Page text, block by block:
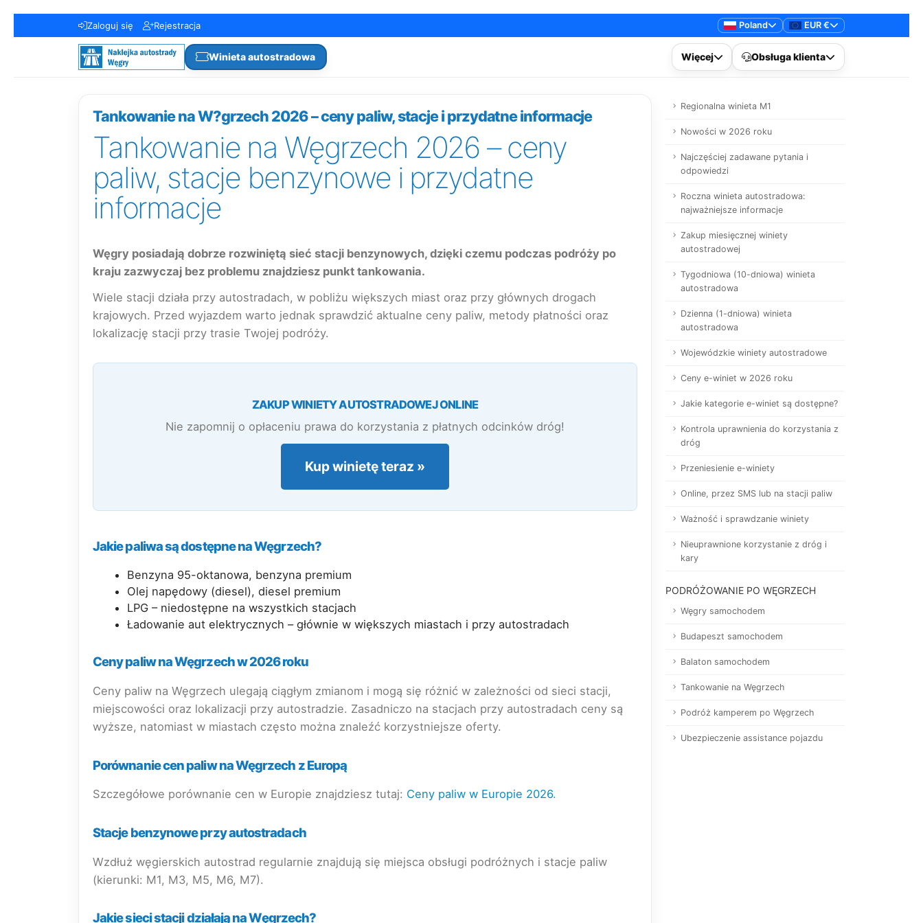
Zaloguj się Rejestracja Poland EUR €
Winieta autostradowa Więcej Obsługa klienta
Tankowanie na W?grzech 2026 – ceny paliw, stacje i przydatne informacje
Tankowanie na Węgrzech 2026 – ceny
paliw, stacje benzynowe i przydatne
informacje
Węgry posiadają dobrze rozwiniętą sieć stacji benzynowych, dzięki czemu podczas podróży po
kraju zazwyczaj bez problemu znajdziesz punkt tankowania.
Wiele stacji działa przy autostradach, w pobliżu większych miast oraz przy głównych drogach
krajowych. Przed wyjazdem warto jednak sprawdzić aktualne ceny paliw, metody płatności oraz
lokalizację stacji przy trasie Twojej podróży.
ZAKUP WINIETY AUTOSTRADOWEJ ONLINE
Nie zapomnij o opłaceniu prawa do korzystania z płatnych odcinków dróg!
Kup winietę teraz »
Jakie paliwa są dostępne na Węgrzech?
Benzyna 95-oktanowa, benzyna premium
Olej napędowy (diesel), diesel premium
LPG – niedostępne na wszystkich stacjach
Ładowanie aut elektrycznych – głównie w większych miastach i przy autostradach
Ceny paliw na Węgrzech w 2026 roku
Ceny paliw na Węgrzech ulegają ciągłym zmianom i mogą się różnić w zależności od sieci stacji,
miejscowości oraz lokalizacji przy autostradzie. Zasadniczo na stacjach przy autostradach ceny są
wyższe, natomiast w miastach często można znaleźć korzystniejsze oferty.
Porównanie cen paliw na Węgrzech z Europą
Szczegółowe porównanie cen w Europie znajdziesz tutaj: Ceny paliw w Europie 2026.
Stacje benzynowe przy autostradach
Wzdłuż węgierskich autostrad regularnie znajdują się miejsca obsługi podróżnych i stacje paliw
(kierunki: M1, M3, M5, M6, M7).
Jakie sieci stacji działają na Węgrzech?
Regionalna winieta M1
Nowości w 2026 roku
Najczęściej zadawane pytania i
odpowiedzi
Roczna winieta autostradowa:
najważniejsze informacje
Zakup miesięcznej winiety
autostradowej
Tygodniowa (10-dniowa) winieta
autostradowa
Dzienna (1-dniowa) winieta
autostradowa
Wojewódzkie winiety autostradowe
Ceny e-winiet w 2026 roku
Jakie kategorie e-winiet są dostępne?
Kontrola uprawnienia do korzystania z
dróg
Przeniesienie e-winiety
Online, przez SMS lub na stacji paliw
Ważność i sprawdzanie winiety
Nieuprawnione korzystanie z dróg i
kary
PODRÓŻOWANIE PO WĘGRZECH
Węgry samochodem
Budapeszt samochodem
Balaton samochodem
Tankowanie na Węgrzech
Podróż kamperem po Węgrzech
Ubezpieczenie assistance pojazdu